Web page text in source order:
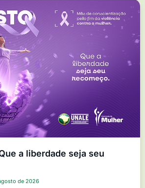
a liberdade seja seu
de 2026